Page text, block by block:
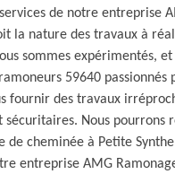
de notre entreprise
la nature des travaux à
sommes expérimentés,
59640
fournir des travaux
sécuritaires. Nous pourrons
de cheminée à Petite
entreprise AMG